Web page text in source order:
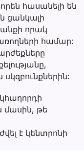
հասանելի են
ցանկալի
որակ
համար:
մասին, թե
է կենտրոնի